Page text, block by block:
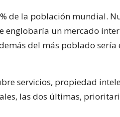
de la población mundial.
englobaría un mercado
del más poblado sería
servicios, propiedad
las dos últimas,